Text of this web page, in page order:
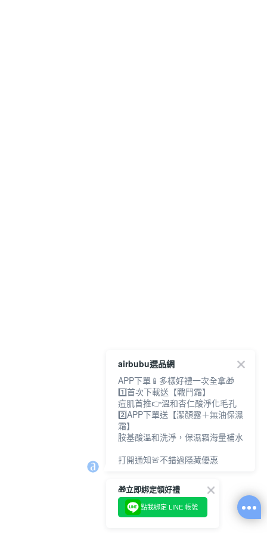
airbubu選品網
APP下單📱多樣好禮一次全拿🎁
1️⃣首次下載送【戰鬥霜】
痘肌首推👉溫和杏仁酸淨化毛孔
2️⃣APP下單送【潔顏露＋無油保濕
霜】
胺基酸溫和洗淨，保濕霜海量補水
打開通知🚨不錯過隱藏優惠
🎁立即綁定領好禮
點我綁定 LINE 帳號